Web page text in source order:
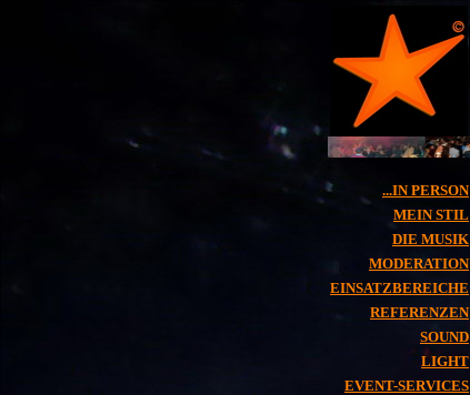
...IN PERSON
MEIN STIL
DIE MUSIK
MODERATION
EINSATZBEREICHE
REFERENZEN
SOUND
LIGHT
EVENT-SERVICES